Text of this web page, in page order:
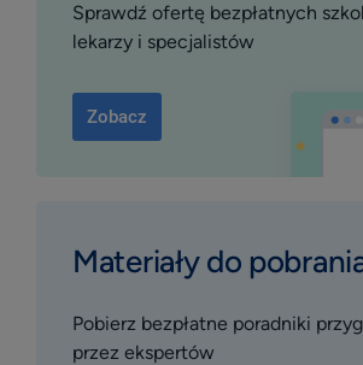
Sprawdź ofertę bezpłatnych
lekarzy i specjalistów
Zobacz
Materiały do
Pobierz bezpłatne poradniki
przez ekspertów